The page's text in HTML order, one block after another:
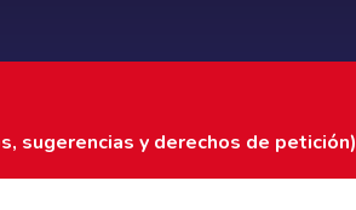
sugerencias y derechos de petición)